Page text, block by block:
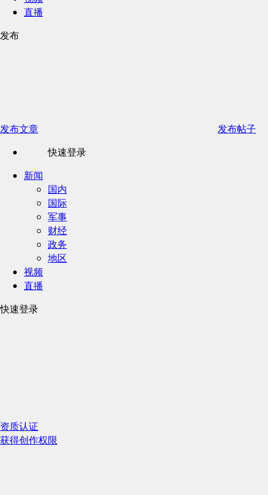
直播
发布
发布文章
发布帖子
快速登录
新闻
国内
国际
军事
财经
政务
地区
视频
直播
快速登录
资质认证
获得创作权限